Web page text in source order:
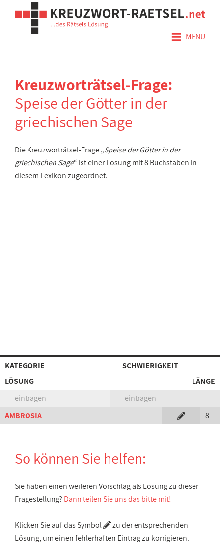
≡ MENÜ
Kreuzworträtsel-Frage:
Speise der Götter in der
griechischen Sage
Die Kreuzworträtsel-Frage „Speise der Götter in der
griechischen Sage“ ist einer Lösung mit 8 Buchstaben in
diesem Lexikon zugeordnet.
KATEGORIE
SCHWIERIGKEIT
LÖSUNG
LÄNGE
eintragen
eintragen
AMBROSIA
8
So können Sie helfen:
Sie haben einen weiteren Vorschlag als Lösung zu dieser
Fragestellung? Dann teilen Sie uns das bitte mit!
Klicken Sie auf das Symbol
zu der entsprechenden
Lösung, um einen fehlerhaften Eintrag zu korrigieren.